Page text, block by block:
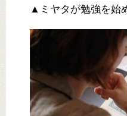
▲ミヤタが勉強を始